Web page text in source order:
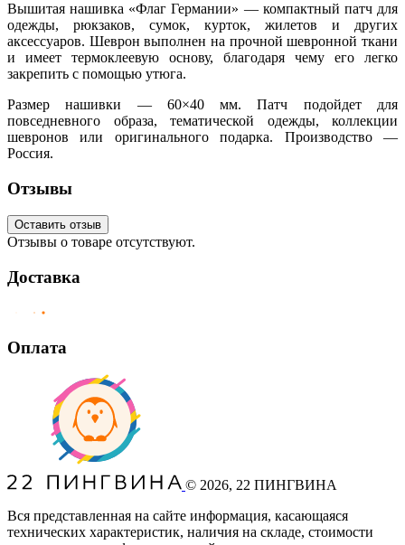
Вышитая нашивка «Флаг Германии» — компактный патч для
одежды, рюкзаков, сумок, курток, жилетов и других
аксессуаров. Шеврон выполнен на прочной шевронной ткани
и имеет термоклеевую основу, благодаря чему его легко
закрепить с помощью утюга.
Размер нашивки — 60×40 мм. Патч подойдет для
повседневного образа, тематической одежды, коллекции
шевронов или оригинального подарка. Производство —
Россия.
Отзывы
Оставить отзыв
Отзывы о товаре отсутствуют.
Доставка
Оплата
© 2026, 22 ПИНГВИНА
Вся представленная на сайте информация, касающаяся
технических характеристик, наличия на складе, стоимости